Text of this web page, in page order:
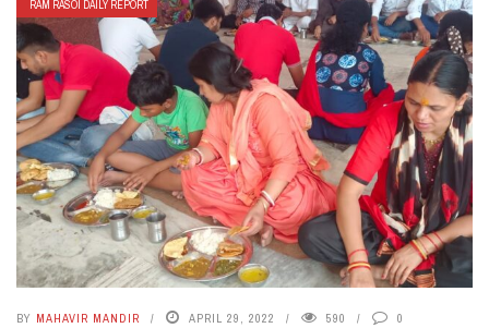
RAM RASOI DAILY REPORT
BY MAHAVIR MANDIR APRIL 29, 2022 590 0